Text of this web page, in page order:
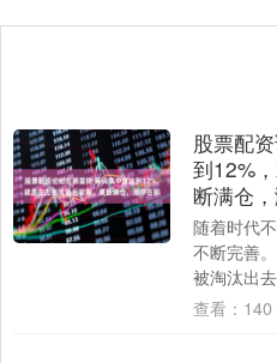
股票配
到12%
断满仓
随着时代
不断完善
被淘汰出
都成为了
查看： 140